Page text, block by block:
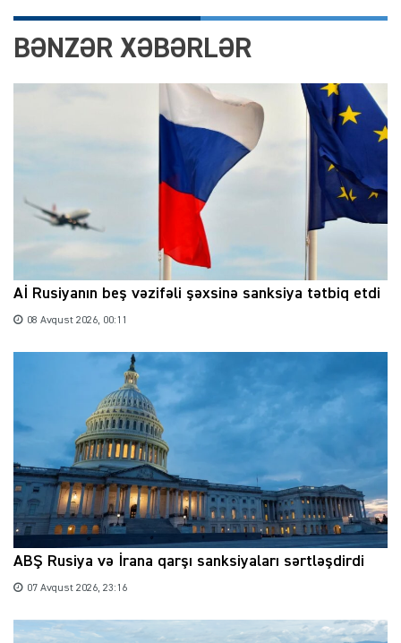
BƏNZƏR XƏBƏRLƏR
Aİ Rusiyanın beş vəzifəli şəxsinə sanksiya tətbiq etdi
08 Avqust 2026, 00:11
ABŞ Rusiya və İrana qarşı sanksiyaları sərtləşdirdi
07 Avqust 2026, 23:16